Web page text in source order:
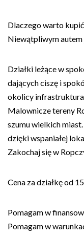
Dlaczego warto
Niewątpliwym autem
Działki leżące w
dających ciszę i
okolicy infrastruktura
Malownicze tereny
szumu wielkich
dzięki wspaniałej
Zakochaj się w
Cena za działkę od
Pomagam w
Pomagam w